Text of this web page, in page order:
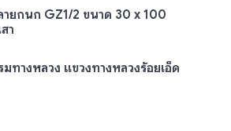
ยกนก GZ1/2 ขนาด 30 x 100
า
ทางหลวง แขวงทางหลวงร้อยเอ็ด